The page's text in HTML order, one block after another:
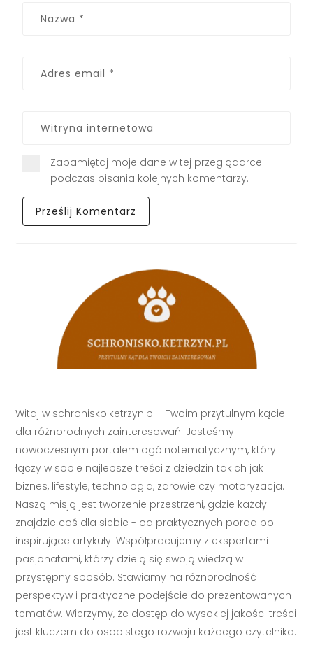
Zapamiętaj moje dane w tej przeglądarce
podczas pisania kolejnych komentarzy.
Witaj w schronisko.ketrzyn.pl - Twoim przytulnym kącie
dla różnorodnych zainteresowań! Jesteśmy
nowoczesnym portalem ogólnotematycznym, który
łączy w sobie najlepsze treści z dziedzin takich jak
biznes, lifestyle, technologia, zdrowie czy motoryzacja.
Naszą misją jest tworzenie przestrzeni, gdzie każdy
znajdzie coś dla siebie - od praktycznych porad po
inspirujące artykuły. Współpracujemy z ekspertami i
pasjonatami, którzy dzielą się swoją wiedzą w
przystępny sposób. Stawiamy na różnorodność
perspektyw i praktyczne podejście do prezentowanych
tematów. Wierzymy, że dostęp do wysokiej jakości treści
jest kluczem do osobistego rozwoju każdego czytelnika.